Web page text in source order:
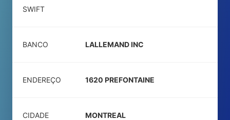
SWIFT
BANCO LALLEMAND INC
ENDEREÇO 1620 PREFONTAINE
CIDADE MONTREAL